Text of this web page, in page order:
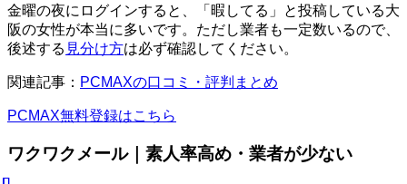
金曜の夜にログインすると、「暇してる」と投稿している大
阪の女性が本当に多いです。ただし業者も一定数いるので、
後述する 見分け方は必ず確認してください。
関連記事： PCMAXの口コミ・評判まとめ
PCMAX無料登録はこちら
ワクワクメール｜素人率高め・業者が少ない